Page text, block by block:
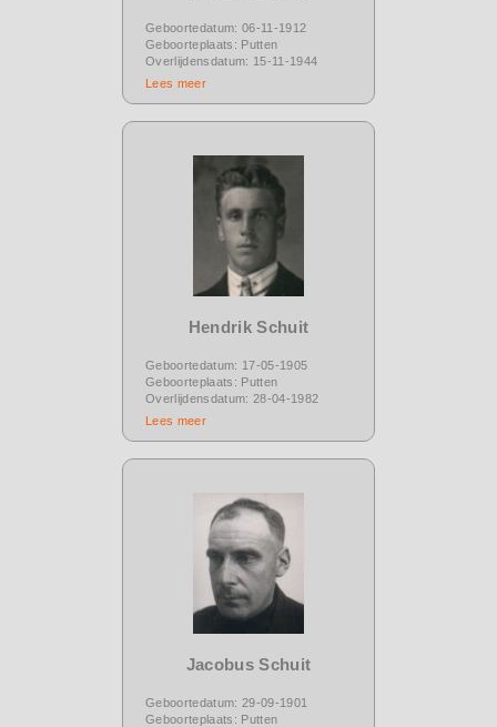
Geboortedatum: 06-11-1912
Geboorteplaats: Putten
Overlijdensdatum: 15-11-1944
Lees meer
Hendrik Schuit
Geboortedatum: 17-05-1905
Geboorteplaats: Putten
Overlijdensdatum: 28-04-1982
Lees meer
Jacobus Schuit
Geboortedatum: 29-09-1901
Geboorteplaats: Putten